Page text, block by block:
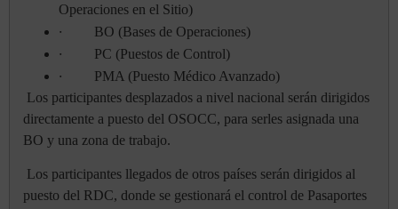
Operaciones en el Sitio)
· BO (Bases de Operaciones)
· PC (Puestos de Control)
·
PMA (Puesto Médico Avanzado)
Los participantes desplazados a nivel nacional serán dirigidos
directamente a puesto del OSOCC, para serles asignada una
BO y una zona de trabajo.
Los participantes llegados de otros países serán dirigidos al
puesto del RDC, donde se gestionará el control de Pasaportes